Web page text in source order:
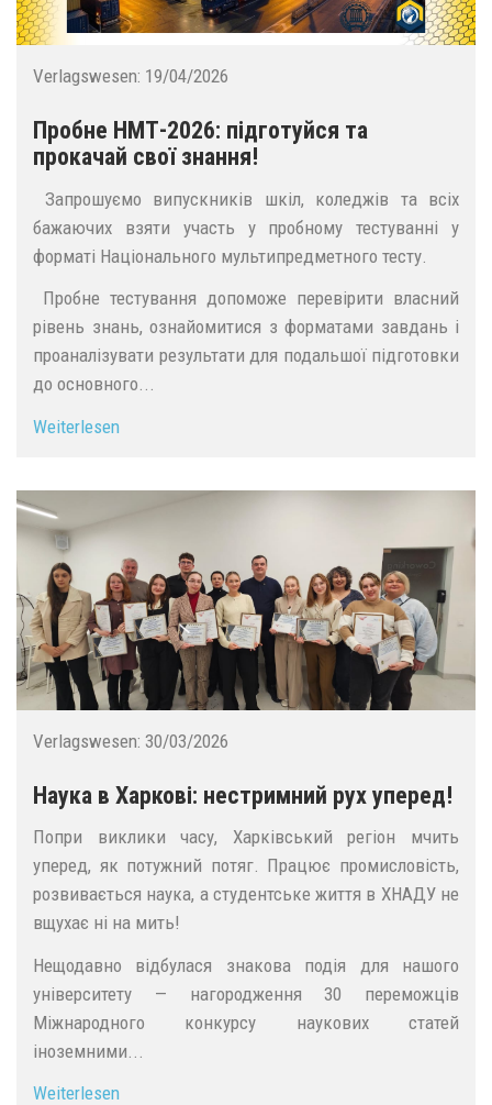
Verlagswesen: 19/04/2026
Пробне НМТ-2026: підготуйся та
прокачай свої знання!
Запрошуємо випускників шкіл, коледжів та всіх
бажаючих взяти участь у пробному тестуванні у
форматі Національного мультипредметного тесту.
Пробне тестування допоможе перевірити власний
рівень знань, ознайомитися з форматами завдань і
проаналізувати результати для подальшої підготовки
до основного...
Weiterlesen
Verlagswesen: 30/03/2026
Наука в Харкові: нестримний рух уперед!
Попри виклики часу, Харківський регіон мчить
уперед, як потужний потяг. Працює промисловість,
розвивається наука, а студентське життя в ХНАДУ не
вщухає ні на мить!
Нещодавно відбулася знакова подія для нашого
університету — нагородження 30 переможців
Міжнародного конкурсу наукових статей
іноземними...
Weiterlesen